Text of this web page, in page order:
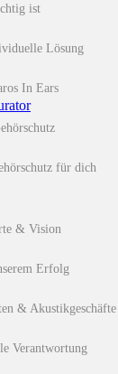
ist
Lösung
In Ears
für dich
& Vision
Erfolg
& Akustikgeschäfte
Verantwortung